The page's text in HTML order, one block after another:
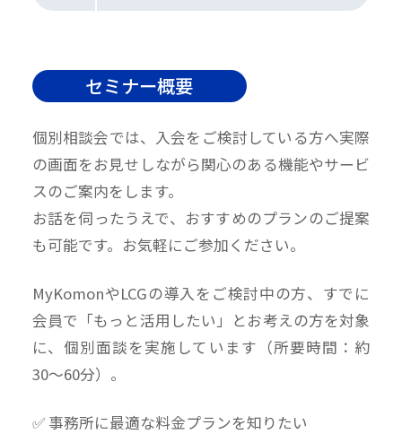
セミナー概要
個別相談会では、入会をご検討している方へ実際
の画面をお見せしながら関心のある機能やサービ
スのご案内をします。
お話を伺ったうえで、おすすめのプランのご提案
も可能です。お気軽にご参加ください。
MyKomonやLCGの導入をご検討中の方、すでに
会員で「もっと活用したい」とお考えの方を対象
に、個別面談を実施しています（所要時間：約
30〜60分）。
✅ 事務所に最適な料金プランを知りたい